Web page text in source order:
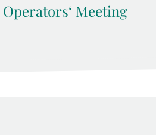
Operators‘ Meeting